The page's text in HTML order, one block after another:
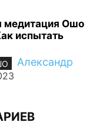
медитация Ошо
испытать
Александр